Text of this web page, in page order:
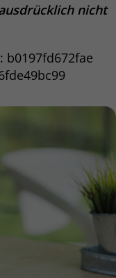
nicht
b0197fd672fae